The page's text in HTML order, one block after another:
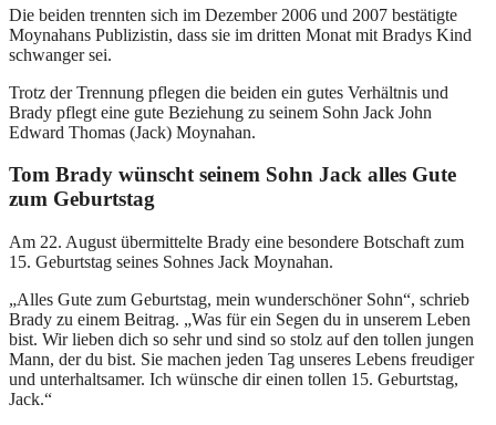
Die beiden trennten sich im Dezember 2006 und 2007 bestätigte
Moynahans Publizistin, dass sie im dritten Monat mit Bradys Kind
schwanger sei.
Trotz der Trennung pflegen die beiden ein gutes Verhältnis und
Brady pflegt eine gute Beziehung zu seinem Sohn Jack John
Edward Thomas (Jack) Moynahan.
Tom Brady wünscht seinem Sohn Jack alles Gute
zum Geburtstag
Am 22. August übermittelte Brady eine besondere Botschaft zum
15. Geburtstag seines Sohnes Jack Moynahan.
„Alles Gute zum Geburtstag, mein wunderschöner Sohn“, schrieb
Brady zu einem Beitrag. „Was für ein Segen du in unserem Leben
bist. Wir lieben dich so sehr und sind so stolz auf den tollen jungen
Mann, der du bist. Sie machen jeden Tag unseres Lebens freudiger
und unterhaltsamer. Ich wünsche dir einen tollen 15. Geburtstag,
Jack.“